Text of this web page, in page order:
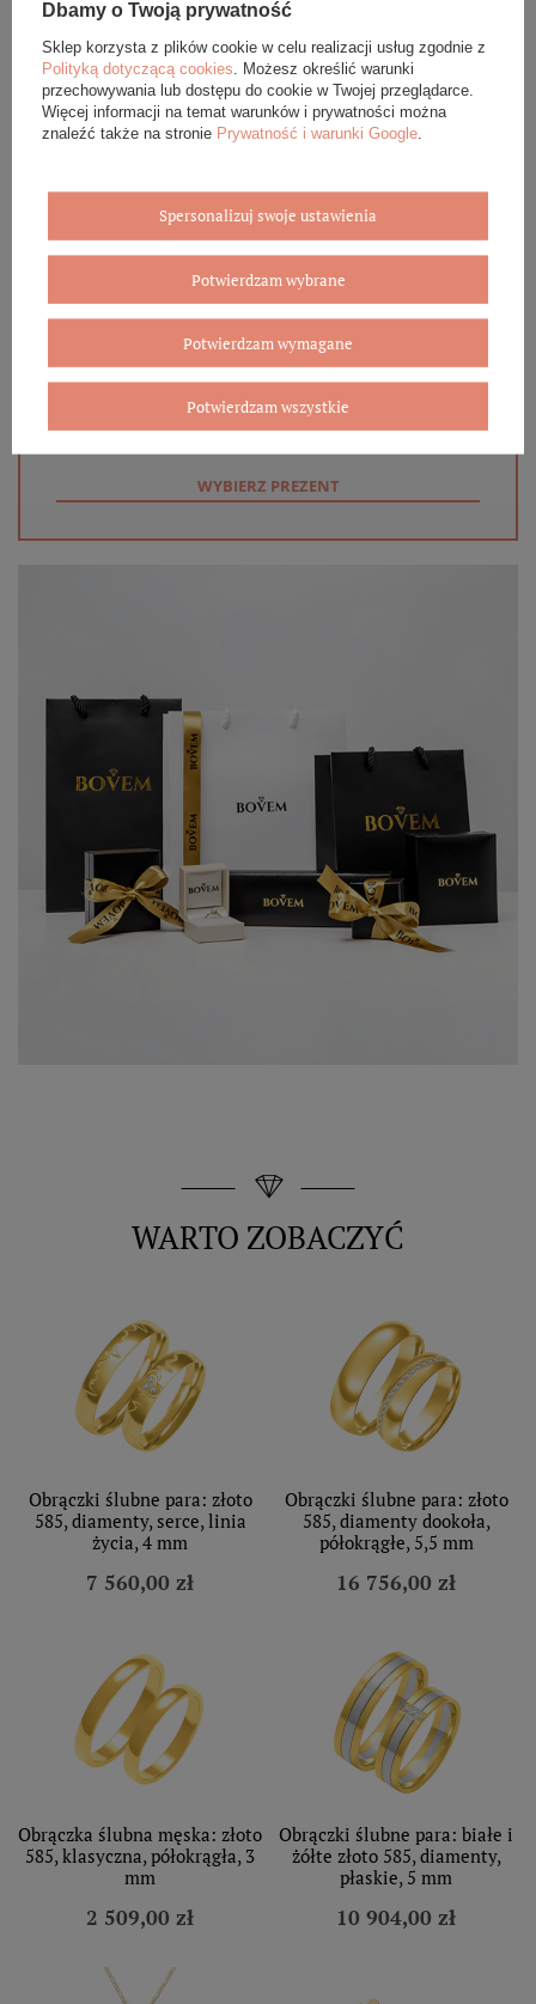
OPINIE (0)
GWARANCJA
ZADAJ PYTANIE
Eleganckie opakowanie gratis
Biżuterię i zegarki zakupione w sklepie internetowym
BOVEM otrzymasz jako gotowy do wręczenia upominek. Do
każdego zamówienia dołączamy pudełko ze skóry
ekologicznej oraz elegancką torebkę. Rozmiary i wzory
mogą się różnić ze względu na wybrany asortyment.
WYBIERZ PREZENT
WARTO ZOBACZYĆ
Obrączki ślubne para: złoto
585, diamenty, serce, linia
życia, 4 mm
7 560,00 zł
Obrączki ślubne para: złoto
585, diamenty dookoła,
półokrągłe, 5,5 mm
16 756,00 zł
Obrączka ślubna męska: złoto
585, klasyczna, półokrągła, 3
mm
2 509,00 zł
Obrączki ślubne para: białe i
żółte złoto 585, diamenty,
płaskie, 5 mm
10 904,00 zł
Dbamy o Twoją prywatność
Sklep korzysta z plików cookie w celu realizacji usług zgodnie z
Polityką dotyczącą cookies . Możesz określić warunki
przechowywania lub dostępu do cookie w Twojej przeglądarce.
Więcej informacji na temat warunków i prywatności można
znaleźć także na stronie Prywatność i warunki Google
Spersonalizuj swoje ustawienia
Potwierdzam wybrane
Potwierdzam wymagane
Potwierdzam wszystkie